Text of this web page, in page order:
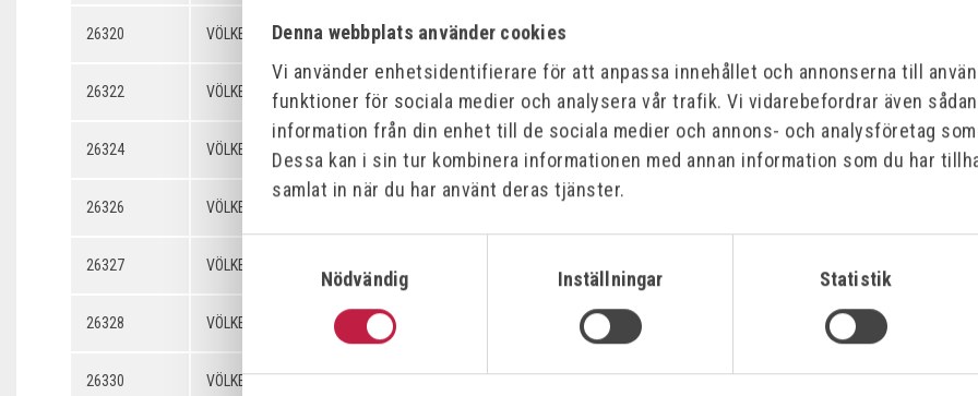
Denna webbplats använder cookies
Vi använder enhetsidentifierare för att anpassa innehållet och annonserna till
funktioner för sociala medier och analysera vår trafik. Vi vidarebefordrar även
information från din enhet till de sociala medier och annons- och analysföretag
Dessa kan i sin tur kombinera informationen med annan information som du har
samlat in när du har använt deras tjänster.
Nödvändig
Inställningar Statistik
26320 VÖLKEL Gängtappset MF DIN 2181 HSS-G 7x0.75
26322 VÖLKEL Gängtappset MF DIN 2181 HSS-G 8x0.5 8x0.5
26324 VÖLKEL Gängtappset MF DIN 2181 HSS-G 8x0.75 8x0.75
26326 VÖLKEL Gängtappset MF DIN 2181 HSS-G 8x1.0
26327 VÖLKEL Gängtappset MF DIN 2181 HSS-G 9x0.5
26328 VÖLKEL Gängtappset MF DIN 2181 HSS-G 9x0.75
26330 VÖLKEL Gängtappset MF DIN 2181 HSS-G 9x1.0